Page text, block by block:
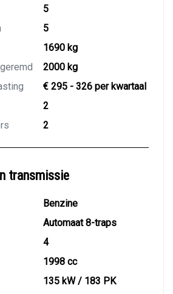
5
5
1690 kg
2000 kg
€ 295 - 326 per kwartaal
2
2
transmissie
Benzine
Automaat 8-traps
4
1998 cc
135 kW / 183 PK